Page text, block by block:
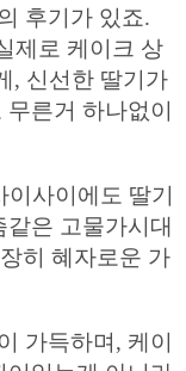
후기가 있죠.
제로 케이크 상
, 신선한 딸기가
른거 하나없이
사이에도 딸기
은 고물가시대
히 혜자로운 가
가득하며, 케이